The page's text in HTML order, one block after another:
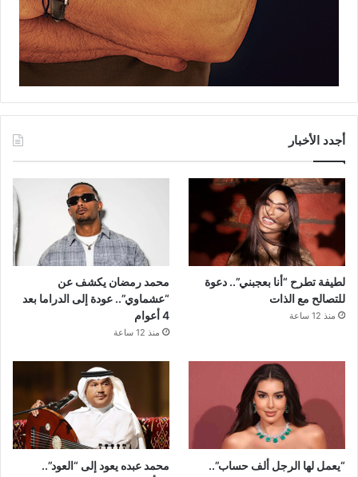
أجدد الأخبار
لطيفة تطرح “أنا بعجبني”.. دعوة
للتصالح مع الذات
منذ 12 ساعة
محمد رمضان يكشف عن
“عشماوي”.. عودة إلى الدراما بعد
4 أعوام
منذ 12 ساعة
“يعمل لها الرجل ألف حساب”..
محمد عبده يعود إلى “العود”..